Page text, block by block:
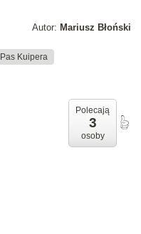
Autor: Mariusz Błoński
Pas Kuipera
Polecają
3
osoby